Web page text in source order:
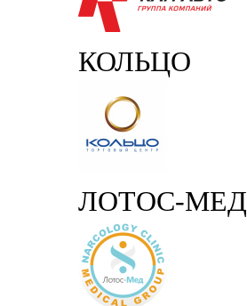
КОЛЬЦО
ЛОТОС-МЕД